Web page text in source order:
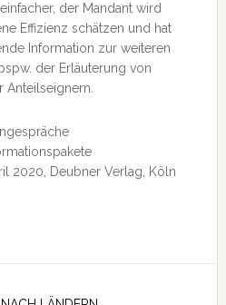
der Mandant wird
Effizienz schätzen und hat
Information zur weiteren
der Erläuterung von
Anteilseignern.
2020, Deubner Verlag, Köln